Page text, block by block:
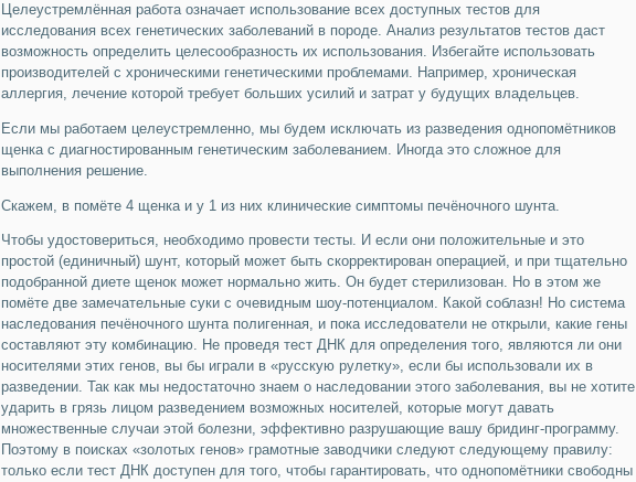
Целеустремлённая работа означает использование всех доступных тестов для
исследования всех генетических заболеваний в породе. Анализ результатов тестов даст
возможность определить целесообразность их использования. Избегайте использовать
производителей с хроническими генетическими проблемами. Например, хроническая
аллергия, лечение которой требует больших усилий и затрат у будущих владельцев.
Если мы работаем целеустремленно, мы будем исключать из разведения однопомётников
щенка с диагностированным генетическим заболеванием. Иногда это сложное для
выполнения решение.
Скажем, в помёте 4 щенка и у 1 из них клинические симптомы печёночного шунта.
Чтобы удостовериться, необходимо провести тесты. И если они положительные и это
простой (единичный) шунт, который может быть скорректирован операцией, и при тщательно
подобранной диете щенок может нормально жить. Он будет стерилизован. Но в этом же
помёте две замечательные суки с очевидным шоу-потенциалом. Какой соблазн! Но система
наследования печёночного шунта полигенная, и пока исследователи не открыли, какие гены
составляют эту комбинацию. Не проведя тест ДНК для определения того, являются ли они
носителями этих генов, вы бы играли в «русскую рулетку», если бы использовали их в
разведении. Так как мы недостаточно знаем о наследовании этого заболевания, вы не хотите
ударить в грязь лицом разведением возможных носителей, которые могут давать
множественные случаи этой болезни, эффективно разрушающие вашу бридинг-программу.
Поэтому в поисках «золотых генов» грамотные заводчики следуют следующему правилу:
только если тест ДНК доступен для того, чтобы гарантировать, что однопомётники свободны